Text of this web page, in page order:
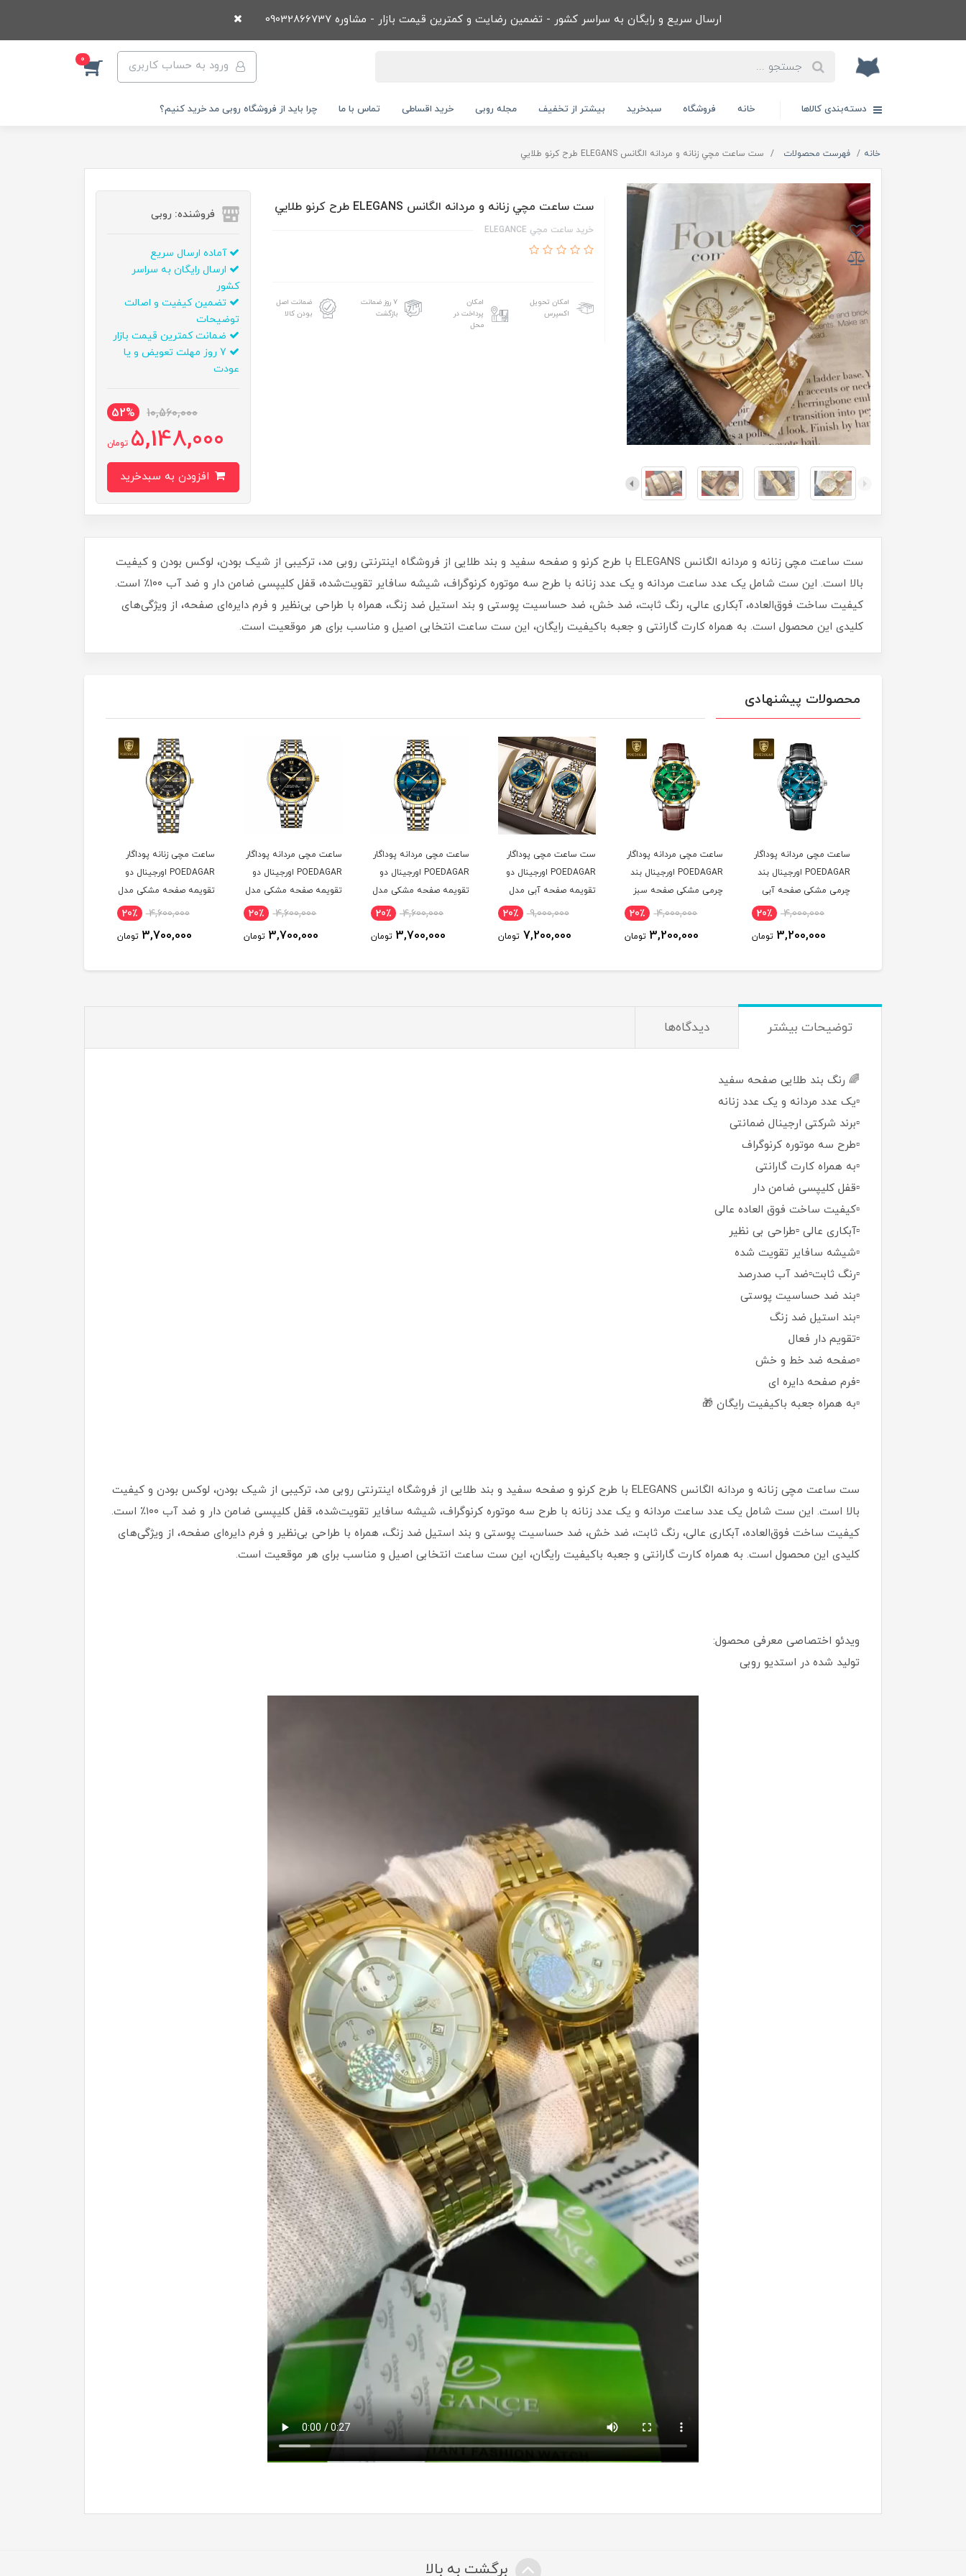
ارسال سریع و رایگان به سراسر کشور - تضمین رضایت و کمترین قیمت بازار - مشاوره 09032866737
ورود به حساب کاربری 0
دسته‌بندی کالاها خانه فروشگاه سبدخرید بیشتر از تخفیف مجله روبی خرید اقساطی تماس با ما چرا باید از فروشگاه روبی مد خرید کنیم؟
خانه فهرست محصولات ست ساعت مچي زنانه و مردانه الگانس ELEGANS طرح کرنو طلايي
ست ساعت مچي زنانه و مردانه الگانس ELEGANS طرح کرنو طلايي
خريد ساعت مچي ELEGANCE
امکان تحویل
اکسپرس
امکان
پرداخت در
محل
۷ روز ضمانت
بازگشت
ضمانت اصل
بودن کالا
فروشنده: روبی
آماده ارسال سریع
ارسال رایگان به سراسر
کشور
تضمین کیفیت و اصالت
توضیحات
ضمانت کمترین قیمت بازار
7 روز مهلت تعویض و یا
عودت
10,560,000
52%
5,148,000 تومان
ست ساعت مچی زنانه و مردانه الگانس ELEGANS با طرح کرنو و صفحه سفید و بند طلایی از فروشگاه اینترنتی روبی مد، ترکیبی از شیک بودن، لوکس بودن و کیفیت
بالا است. این ست شامل یک عدد ساعت مردانه و یک عدد زنانه با طرح سه موتوره کرنوگراف، شیشه سافایر تقویت‌شده، قفل کلیپسی ضامن دار و ضد آب ۱۰۰٪ است.
کیفیت ساخت فوق‌العاده، آبکاری عالی، رنگ ثابت، ضد خش، ضد حساسیت پوستی و بند استیل ضد زنگ، همراه با طراحی بی‌نظیر و فرم دایره‌ای صفحه، از ویژگی‌های
کلیدی این محصول است. به همراه کارت گارانتی و جعبه باکیفیت رایگان، این ست ساعت انتخابی اصیل و مناسب برای هر موقعیت است.
محصولات پیشنهادی
ساعت مچی مردانه پوداگار
POEDAGAR اورجينال بند
چرمی مشکی صفحه آبی
تومان
ساعت مچی مردانه پوداگار
POEDAGAR اورجينال بند
چرمی مشکی صفحه سبز
نسخه اروپايی
4,000,000
3,200,000
ست ساعت مچی پوداگار
POEDAGAR اورجينال دو
تقويمه صفحه آبی مدل
M1 نسخه اروپايی
9,000,000
7,200,000
ساعت مچی مردانه پوداگار
POEDAGAR اورجينال دو
تقويمه صفحه مشکی مدل
M1 نسخه اروپايی
4,600,000
3,700,000 تومان
ساعت مچی مردانه پوداگار
POEDAGAR اورجينال دو
تقويمه صفحه مشکی مدل
H2 نسخه اروپايی
4,600,000
3,700,000 تومان
ساعت مچی زنانه پوداگار
POEDAGAR اورجينال دو
تقويمه صفحه مشکی مدل
H2 نسخه اروپايی
4,600,000
3,700,000 تومان
ست ساعت پوداگار
تقويمه صفحه مشکی مدل
H2 نسخه اروپايی
9,000,000
7,200,000
توضيحات بيشتر دیدگاه‌ها
🌈 رنگ بند طلایی صفحه سفید
▫️یک عدد مردانه و یک عدد زنانه
▫️برند شرکتی ارجینال ضمانتی
▫️طرح سه موتوره کرنوگراف
▫️به همراه کارت گارانتی
▫️قفل کلیپسی ضامن دار
▫️کیفیت ساخت فوق العاده عالی
▫️آبکاری عالی ▫️طراحی بی نظیر
▫️شیشه سافایر تقویت شده
▫️رنگ ثابت▫️ضد آب صدرصد
▫️بند ضد حساسیت پوستی
▫️بند استیل ضد زنگ
▫️تقویم دار فعال
▫️صفحه ضد خط و خش
▫️فرم صفحه دایره ای
▫️به همراه جعبه باکیفیت رایگان 🎁
ست ساعت مچی زنانه و مردانه الگانس ELEGANS با طرح کرنو و صفحه سفید و بند طلایی از فروشگاه اینترنتی روبی مد، ترکیبی از شیک بودن، لوکس بودن و کیفیت
بالا است. این ست شامل یک عدد ساعت مردانه و یک عدد زنانه با طرح سه موتوره کرنوگراف، شیشه سافایر تقویت‌شده، قفل کلیپسی ضامن دار و ضد آب ۱۰۰٪ است.
کیفیت ساخت فوق‌العاده، آبکاری عالی، رنگ ثابت، ضد خش، ضد حساسیت پوستی و بند استیل ضد زنگ، همراه با طراحی بی‌نظیر و فرم دایره‌ای صفحه، از ویژگی‌های
کلیدی این محصول است. به همراه کارت گارانتی و جعبه باکیفیت رایگان، این ست ساعت انتخابی اصیل و مناسب برای هر موقعیت است.
ویدئو اختصاصی معرفی محصول:
تولید شده در استدیو روبی
برگشت به بالا